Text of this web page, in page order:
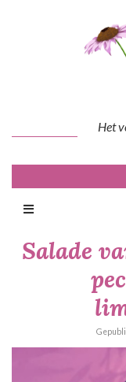
Het
Salade